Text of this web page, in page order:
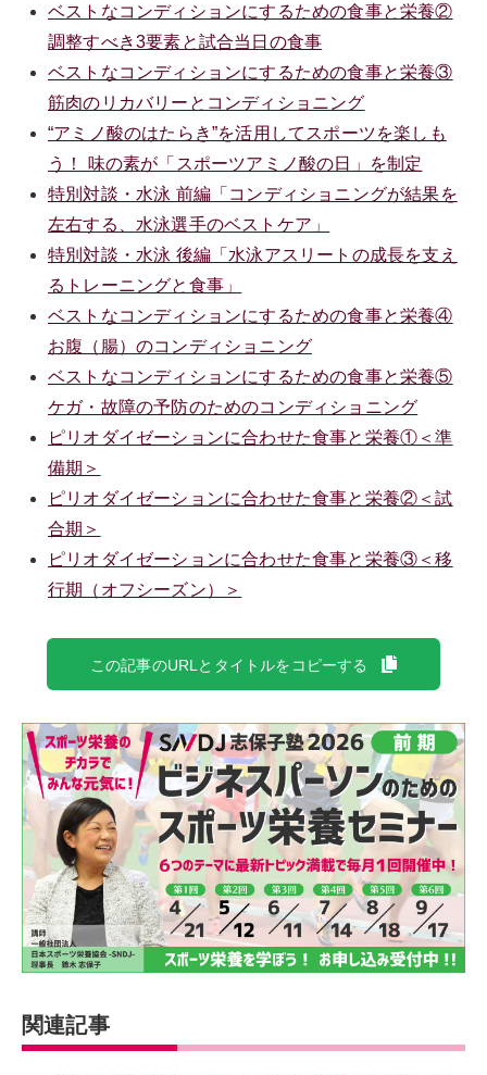
ベストなコンディションにするための食事と栄養②
調整すべき3要素と試合当日の食事
ベストなコンディションにするための食事と栄養③
筋肉のリカバリーとコンディショニング
“アミノ酸のはたらき”を活用してスポーツを楽しも
う！ 味の素が「スポーツアミノ酸の日」を制定
特別対談・水泳 前編「コンディショニングが結果を
左右する、水泳選手のベストケア」
特別対談・水泳 後編「水泳アスリートの成長を支え
るトレーニングと食事」
ベストなコンディションにするための食事と栄養④
お腹（腸）のコンディショニング
ベストなコンディションにするための食事と栄養⑤
ケガ・故障の予防のためのコンディショニング
ピリオダイゼーションに合わせた食事と栄養①＜準
備期＞
ピリオダイゼーションに合わせた食事と栄養②＜試
合期＞
ピリオダイゼーションに合わせた食事と栄養③＜移
行期（オフシーズン）＞
この記事のURLとタイトルをコピーする
関連記事